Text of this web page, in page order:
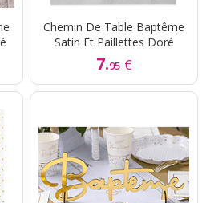
Chemin De Table Baptême
Satin Et Paillettes Doré
7.95 €